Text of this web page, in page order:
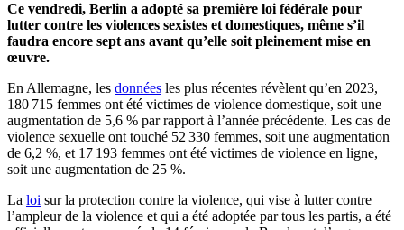
Ce vendredi, Berlin a adopté sa première loi fédérale pour
lutter contre les violences sexistes et domestiques, même s’il
faudra encore sept ans avant qu’elle soit pleinement mise en
œuvre.
En Allemagne, les données les plus récentes révèlent qu’en 2023,
180 715 femmes ont été victimes de violence domestique, soit une
augmentation de 5,6 % par rapport à l’année précédente. Les cas de
violence sexuelle ont touché 52 330 femmes, soit une augmentation
de 6,2 %, et 17 193 femmes ont été victimes de violence en ligne,
soit une augmentation de 25 %.
La loi sur la protection contre la violence, qui vise à lutter contre
l’ampleur de la violence et qui a été adoptée par tous les partis, a été